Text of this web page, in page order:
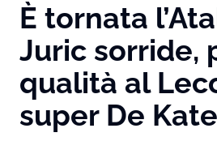
È tornata
Juric sorride,
qualità al
super De